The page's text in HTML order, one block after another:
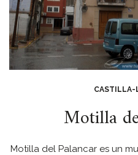
CASTILLA-
Motilla
Motilla del Palancar es un